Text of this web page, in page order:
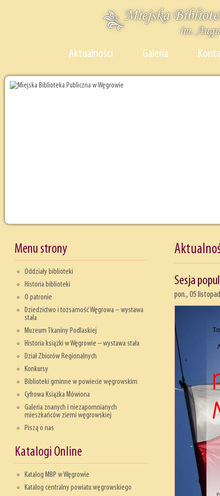
Aktualności Galeria
Menu strony
Oddziały biblioteki
Historia biblioteki
O patronie
Dziedzictwo i tożsamość Węgrowa – wystawa
stała
Muzeum Tkaniny Podlaskiej
Historia książki w Węgrowie – wystawa stała
Dział Zbiorów Regionalnych
Konkursy
Biblioteki gminne w powiecie węgrowskim
Cyfrowa Książka Mówiona
Galeria znanych i niezapomnianych
mieszkańców ziemi węgrowskiej
Piszą o nas
Katalogi Online
Katalog MBP w Węgrowie
Katalog centralny powiatu węgrowskiego
Sesja
pon., 05